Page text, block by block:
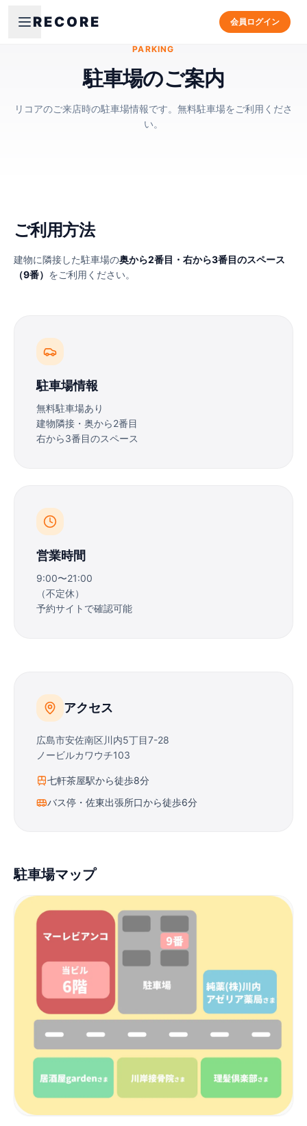
RECORE 会員ログイン
PARKING
駐車場のご案内
リコアのご来店時の駐車場情報です。無料駐車場をご利用くださ
い。
ご利用方法
建物に隣接した駐車場の奥から2番目・右から3番目のスペース
（9番） をご利用ください。
駐車場情報
無料駐車場あり
建物隣接・奥から2番目
右から3番目のスペース
営業時間
9:00〜21:00
（不定休）
予約サイトで確認可能
アクセス
広島市安佐南区川内5丁目7-28
ノービルカワウチ103
七軒茶屋駅から徒歩8分
バス停・佐東出張所口から徒歩6分
駐車場マップ